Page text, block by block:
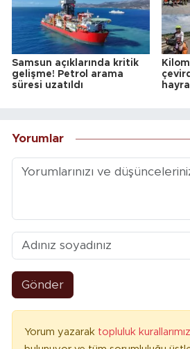
Samsun açıklarında kritik
gelişme! Petrol arama
süresi uzatıldı
Yorumlar
Gönder
Yorum yazarak topluluk